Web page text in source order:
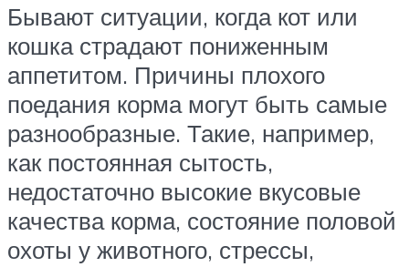
Бывают ситуации, когда кот или
кошка страдают пониженным
аппетитом. Причины плохого
поедания корма могут быть самые
разнообразные. Такие, например,
как постоянная сытость,
недостаточно высокие вкусовые
качества корма, состояние половой
охоты у животного, стрессы,